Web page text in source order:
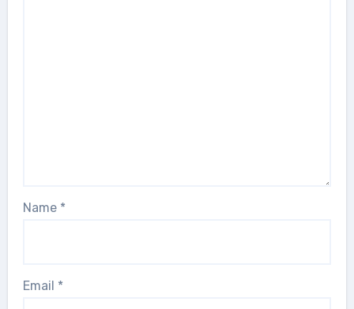
Name *
Email *